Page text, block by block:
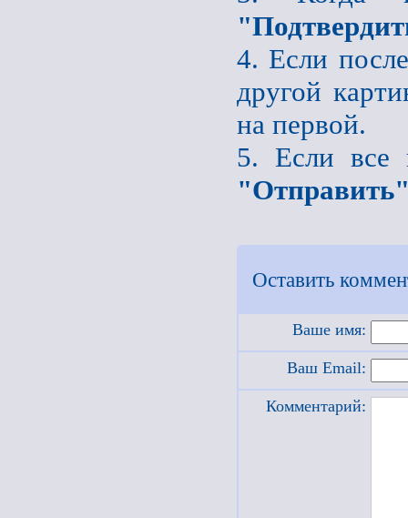
4. Если
другой
на первой.
5. Если все
Оставить
Ваше имя:
Ваш Email:
Комментарий: